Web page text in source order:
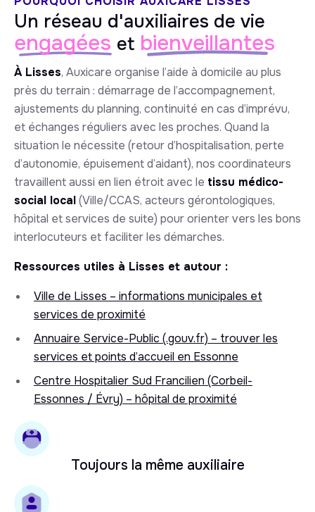
Un réseau d'auxiliaires de vie
engagées et bienveillantes
À Lisses, Auxicare organise l’aide à domicile au plus
près du terrain : démarrage de l’accompagnement,
ajustements du planning, continuité en cas d’imprévu,
et échanges réguliers avec les proches. Quand la
situation le nécessite (retour d’hospitalisation, perte
d’autonomie, épuisement d’aidant), nos coordinateurs
travaillent aussi en lien étroit avec le tissu médico-
social local(Ville/CCAS, acteurs gérontologiques,
hôpital et services de suite) pour orienter vers les bons
interlocuteurs et faciliter les démarches.
Ressources utiles à Lisses et autour :
Ville de Lisses – informations municipales et
services de proximité
Annuaire Service-Public (.gouv.fr) – trouver les
services et points d’accueil en Essonne
Centre Hospitalier Sud Francilien (Corbeil-
Essonnes / Évry) – hôpital de proximité
Toujours la même auxiliaire